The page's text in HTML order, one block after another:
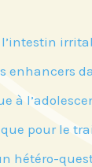
à
pour le
hétéro-